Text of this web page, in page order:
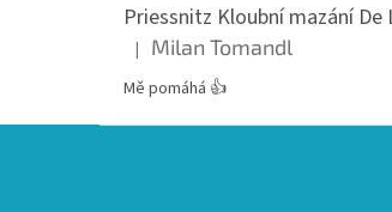
Hodnocení produktu je 5 z 5 hvězdiček.
| Milan Tomandl
Mě pomáhá 👍